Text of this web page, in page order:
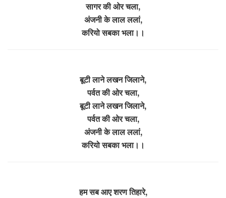
सागर की ओर चला,
अंजनी के लाल ललां,
करियो सबका भला।।
बूटी लाने लखन जिलाने,
पर्वत की ओर चला,
बूटी लाने लखन जिलाने,
पर्वत की ओर चला,
अंजनी के लाल ललां,
करियो सबका भला।।
हम सब आए शरण तिहारे,